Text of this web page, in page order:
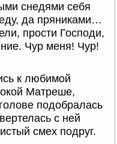
снедями себя
да пряниками…
прости Господи,
Чур меня! Чур!
к любимой
Матреше,
подобралась
с ней
смех подруг.